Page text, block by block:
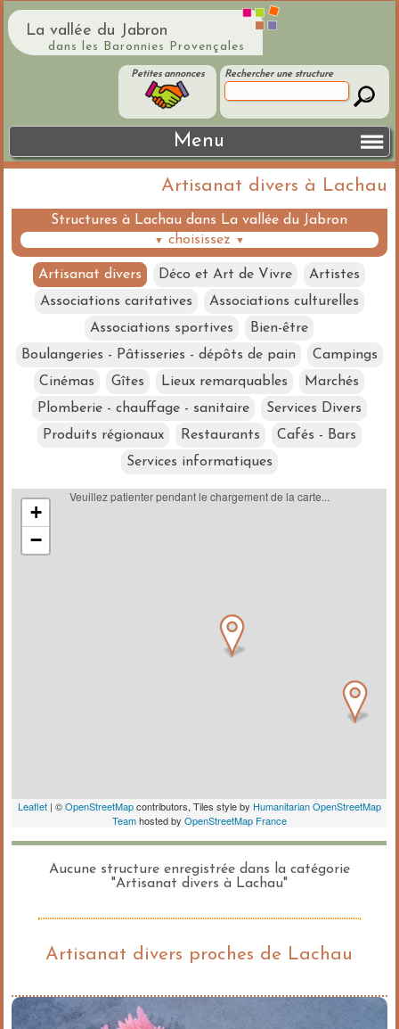
La vallée du Jabron
dans les Baronnies Provençales
Rechercher une structure
Petites annonces
Menu
Artisanat divers à Lachau
Structures à Lachau dans La vallée du Jabron
▼ choisissez ▼
Artisanat divers Déco et Art de Vivre
Artistes
Associations caritatives
Associations culturelles
Associations sportives
Bien-être
Boulangeries - Pâtisseries - dépôts de pain
Campings
Cinémas
Gîtes Lieux remarquables
Marchés
Plomberie - chauffage - sanitaire
Services Divers
Produits régionaux
Restaurants
Cafés - Bars
Services informatiques
Aucune structure enregistrée dans la catégorie
"Artisanat divers à Lachau"
Artisanat divers proches de Lachau